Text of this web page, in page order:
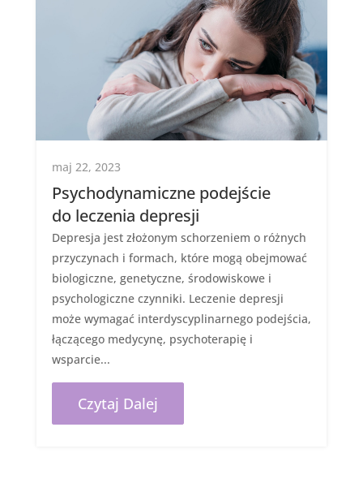
Psychodynamiczne podejście
do leczenia depresji
maj 22, 2023
Depresja jest złożonym schorzeniem o różnych
przyczynach i formach, które mogą obejmować
biologiczne, genetyczne, środowiskowe i
psychologiczne czynniki. Leczenie depresji
może wymagać interdyscyplinarnego podejścia,
łączącego medycynę, psychoterapię i
wsparcie...
Czytaj Dalej